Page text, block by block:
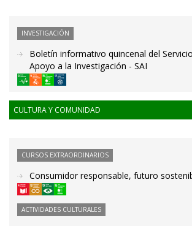
INVESTIGACIÓN
Boletín informativo quincenal del
Apoyo a la Investigación - SAI
CULTURA Y COMUNIDAD
CURSOS EXTRAORDINARIOS
Consumidor responsable, futuro
ACTIVIDADES CULTURALES